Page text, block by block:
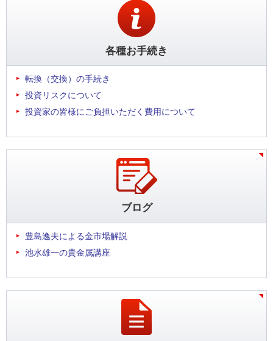
各種お手続き
転換（交換）の手続き
投資リスクについて
投資家の皆様にご負担いただく費用について
ブログ
豊島逸夫による金市場解説
池水雄一の貴金属講座